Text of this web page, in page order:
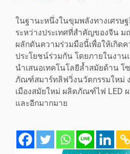
ในฐานะหนึ่งในขุมพลังทางเศรษ
ระหว่างประเทศที่สำคัญของจีน ม
ผลักดันความร่วมมือนี้เพื่อให้เกิด
ประโยชน์ร่วมกัน โดยภายในงาน
นำเสนอเทคโนโลยีล้ำสมัยด้าน
ภัณฑ์สมาร์ทลิฟวิ่งนวัตกรรมใหม่
เมืองสมัยใหม่ ผลิตภัณฑ์ไฟ LED
และอีกมากมาย